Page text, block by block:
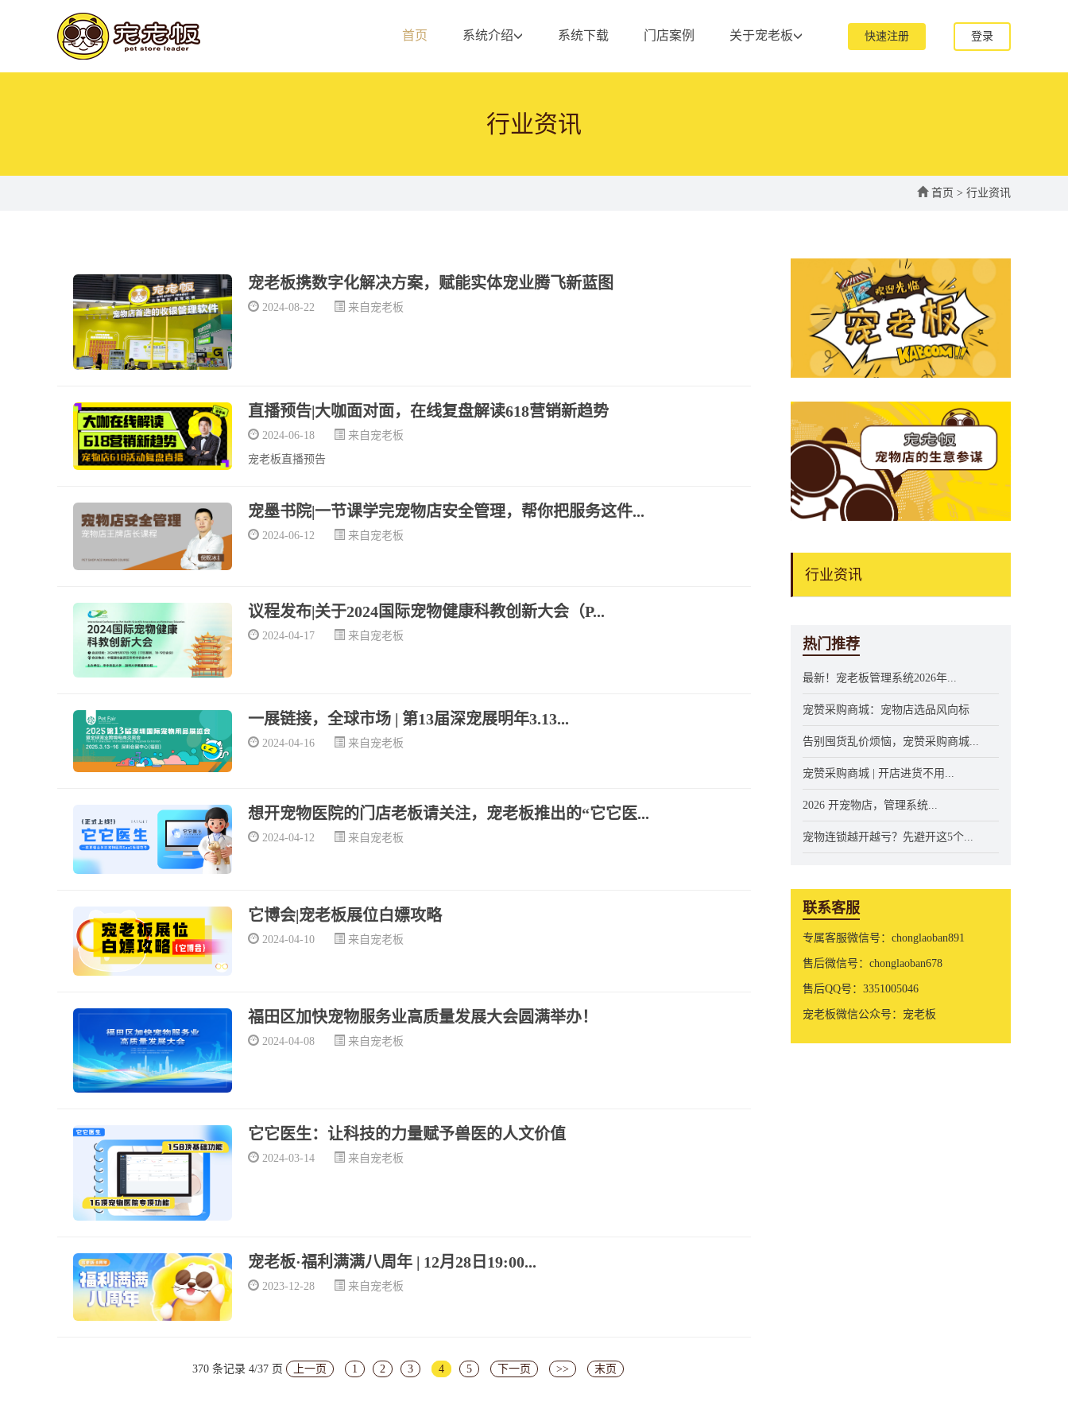
首页 系统介绍 系统下载 门店案例 关于宠老板 快速注册 登录
行业资讯
首页 > 行业资讯
宠老板携数字化解决方案，赋能实体宠业腾飞新蓝图
2024-08-22 来自宠老板
直播预告|大咖面对面，在线复盘解读618营销新趋势
2024-06-18
来自宠老板
宠老板直播预告
宠墨书院|一节课学完宠物店安全管理，帮你把服务这件...
2024-06-12 来自宠老板
议程发布|关于2024国际宠物健康科教创新大会（P...
2024-04-17 来自宠老板
一展链接，全球市场 | 第13届深宠展明年3.13...
2024-04-16 来自宠老板
想开宠物医院的门店老板请关注，宠老板推出的“它它医...
2024-04-12 来自宠老板
它博会|宠老板展位白嫖攻略
2024-04-10 来自宠老板
福田区加快宠物服务业高质量发展大会圆满举办！
2024-04-08 来自宠老板
它它医生：让科技的力量赋予兽医的人文价值
2024-03-14 来自宠老板
宠老板·福利满满八周年 | 12月28日19:00...
2023-12-28 来自宠老板
370 条记录 4/37 页 上一页 1 2 3 4 5 下一页 >> 末页
行业资讯
热门推荐
最新！宠老板管理系统2026年...
宠赞采购商城：宠物店选品风向标
告别囤货乱价烦恼，宠赞采购商城...
宠赞采购商城 | 开店进货不用...
2026 开宠物店，管理系统...
宠物连锁越开越亏？先避开这5个...
联系客服
专属客服微信号：chonglaoban891
售后微信号：chonglaoban678
售后QQ号：3351005046
宠老板微信公众号：宠老板